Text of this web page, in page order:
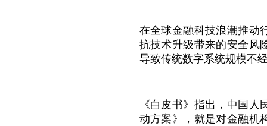
在全球金融科技浪潮推动
抗技术升级带来的安全风
导致传统数字系统规模不
《白皮书》指出，中国
动方案》，就是对金融机